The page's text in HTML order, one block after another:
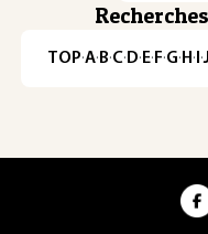
TOP·A·B·C· D· E· F·G· H · ·J